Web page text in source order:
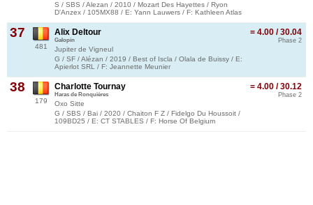
S / SBS / Alezan / 2010 / Mozart Des Hayettes / Ryon
D'Anzex / 105MX88 / E: Yann Lauwers / F: Kathleen Atlas
37
481
= 4.00 / 30.04
Phase 2
Alix Deltour
Galopin
Jupiter de Vigneul
G / SF / Alézan / 2019 / Best of Iscla / Olala de Buissy / E:
Apierlot SRL / F: Jeannette Meunier
38
179
= 4.00 / 30.12
Phase 2
Charlotte Tournay
Haras de Ronquières
Oxo Sitte
G / SBS / Bai / 2020 / Chaiton F Z / Fidelgo Du Houssoit /
109BD25 / E: CT STABLES / F: Horse Of Belgium